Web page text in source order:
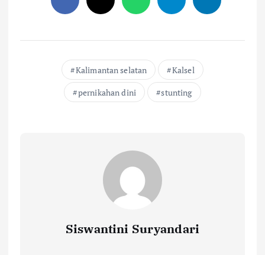
Kalimantan selatan
Kalsel
pernikahan dini
stunting
Siswantini Suryandari